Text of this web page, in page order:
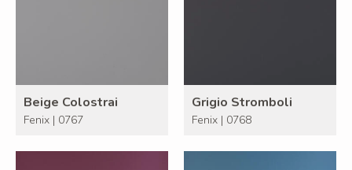
Beige Colostrai
Fenix | 0767
Grigio Stromboli
Fenix | 0768